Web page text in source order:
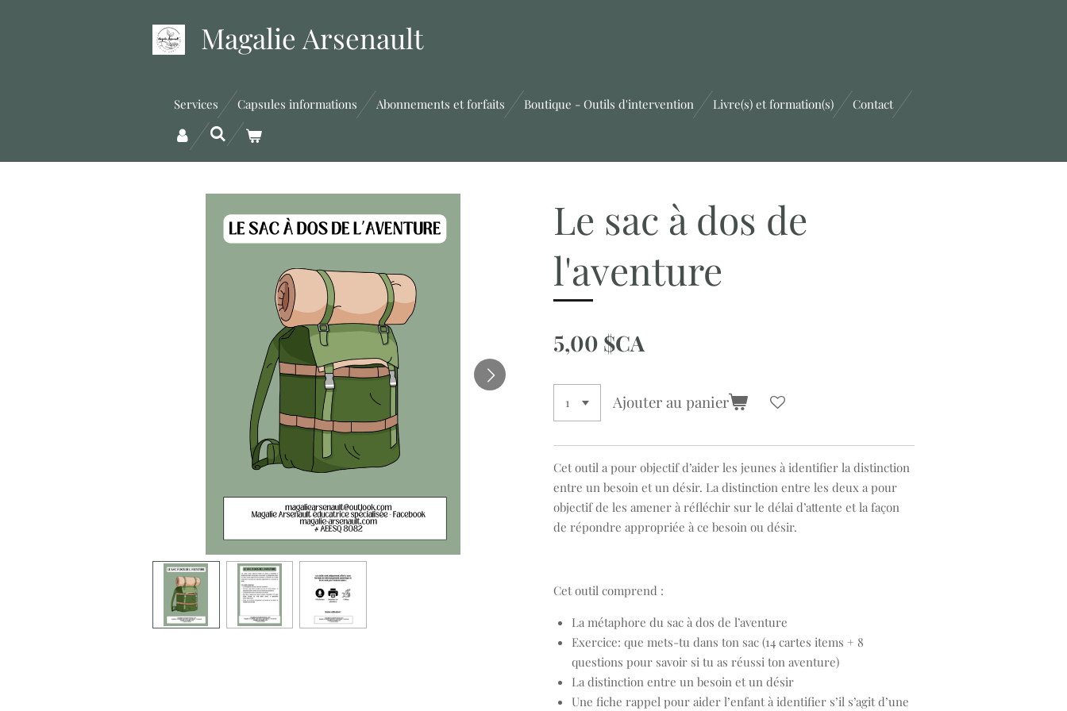
Magalie Arsenault
Services Capsules informations Abonnements et forfaits Boutique - Outils d'intervention Livre(s) et formation(s) Contact
Le sac à dos de
l'aventure
5,00 $CA
Ajouter au panier
Cet outil a pour objectif d’aider les jeunes à identifier la distinction
entre un besoin et un désir. La distinction entre les deux a pour
objectif de les amener à réfléchir sur le délai d’attente et la façon
de répondre appropriée à ce besoin ou désir.
Cet outil comprend :
La métaphore du sac à dos de l’aventure
Exercice: que mets-tu dans ton sac (14 cartes items + 8
questions pour savoir si tu as réussi ton aventure)
La distinction entre un besoin et un désir
Une fiche rappel pour aider l’enfant à identifier s’il s’agit d’une